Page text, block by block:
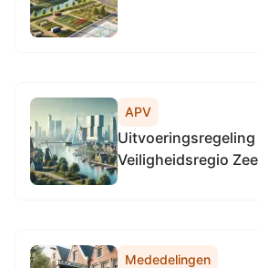
APV
Veiligheidsregio
Mededelingen